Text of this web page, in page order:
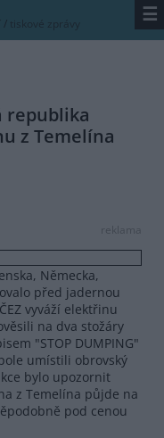
/ tiskové zprávy ☰
republika
z Temelína
reklama
Německa,
před jadernou
vyváží elektřinu
na dva stožáry
"STOP DUMPING"
umístili obrovský
bylo upozornit
z Temelína půjde na
pod cenou